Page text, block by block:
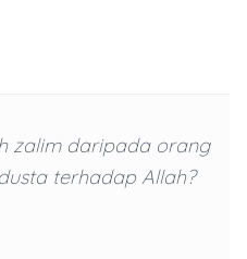
zalim daripada orang
terhadap Allah?